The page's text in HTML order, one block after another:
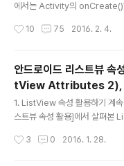
View의 Header와 Footer에
ayout 리소..
에서는 Activity의 onCreate()
습니다. 즉, 최초 ListView 아이
뀌는 ListView를 만들어야 하는
번 글에서는 ListView에 새로
존 아이템을 수정 또는 삭제하
니다. ListView에서 아이템을
드로이드 리스트뷰 기본 사용법]
10 75 2016. 2. 4.
안드로이드 리스트뷰
tView Attributes
ackFromBottom,
1. ListView 속성 활용하기 계속
스트뷰 속성 활용]에서 살펴본
는 이미지 변경. (listSelector)
3 0 2016. 1. 28.